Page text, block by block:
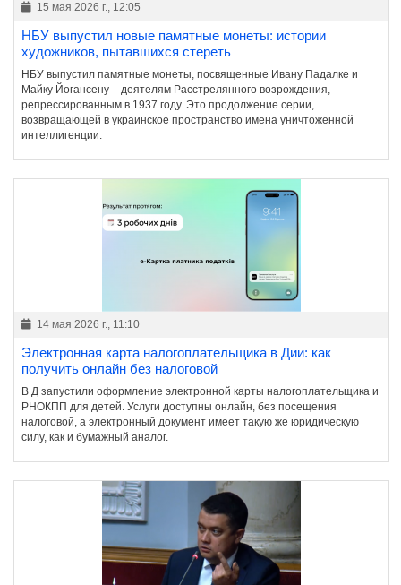
15 мая 2026 г., 12:05
НБУ выпустил новые памятные монеты: истории
художников, пытавшихся стереть
НБУ выпустил памятные монеты, посвященные Ивану Падалке и
Майку Йогансену – деятелям Расстрелянного возрождения,
репрессированным в 1937 году. Это продолжение серии,
возвращающей в украинское пространство имена уничтоженной
интеллигенции.
14 мая 2026 г., 11:10
Электронная карта налогоплательщика в Дии: как
получить онлайн без налоговой
В Д запустили оформление электронной карты налогоплательщика и
РНОКПП для детей. Услуги доступны онлайн, без посещения
налоговой, а электронный документ имеет такую же юридическую
силу, как и бумажный аналог.